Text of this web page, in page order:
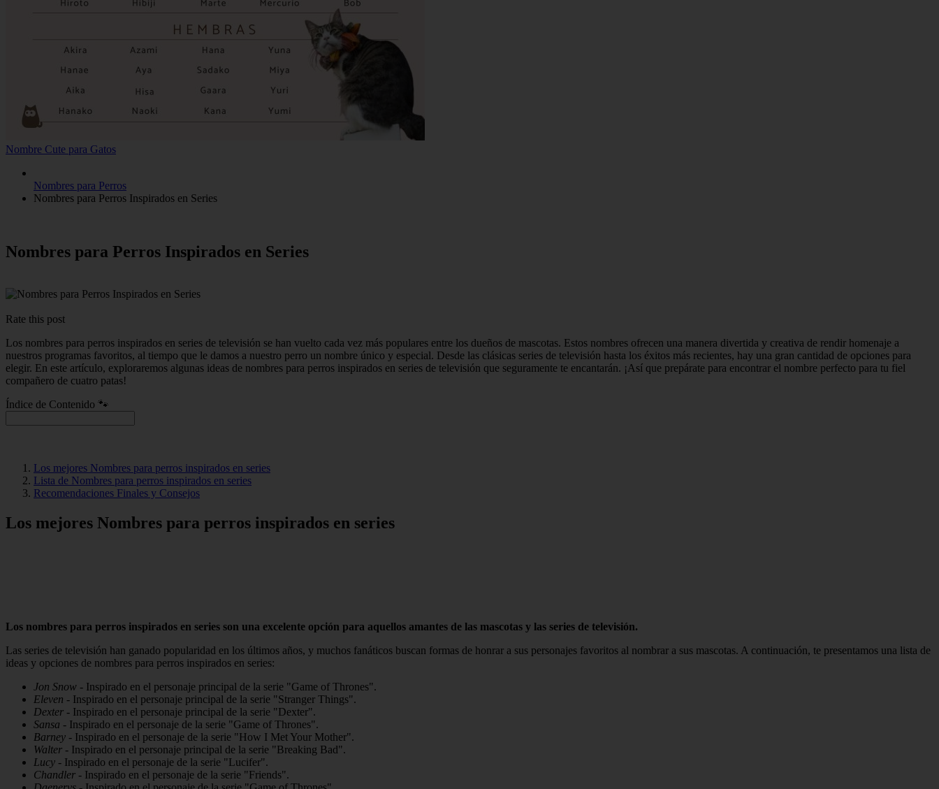
Nombre Cute para Gatos
Nombres para Perros
Nombres para Perros Inspirados en Series
Nombres para Perros Inspirados en Series
Rate this post
Los nombres para perros inspirados en series de televisión se han vuelto cada vez más populares entre los dueños de mascotas. Estos nombres ofrecen una manera divertida y creativa de rendir homenaje a
nuestros programas favoritos, al tiempo que le damos a nuestro perro un nombre único y especial. Desde las clásicas series de televisión hasta los éxitos más recientes, hay una gran cantidad de opciones para
elegir. En este artículo, exploraremos algunas ideas de nombres para perros inspirados en series de televisión que seguramente te encantarán. ¡Así que prepárate para encontrar el nombre perfecto para tu fiel
compañero de cuatro patas!
Índice de Contenido 🐾
Los mejores Nombres para perros inspirados en series
Lista de Nombres para perros inspirados en series
Recomendaciones Finales y Consejos
Los mejores Nombres para perros inspirados en series
Los nombres para perros inspirados en series son una excelente opción para aquellos amantes de las mascotas y las series de televisión.
Las series de televisión han ganado popularidad en los últimos años, y muchos fanáticos buscan formas de honrar a sus personajes favoritos al nombrar a sus mascotas. A continuación, te presentamos una lista de
ideas y opciones de nombres para perros inspirados en series:
Jon Snow - Inspirado en el personaje principal de la serie "Game of Thrones".
Eleven - Inspirado en el personaje principal de la serie "Stranger Things".
Dexter - Inspirado en el personaje principal de la serie "Dexter".
Sansa - Inspirado en el personaje de la serie "Game of Thrones".
Barney - Inspirado en el personaje de la serie "How I Met Your Mother".
Walter - Inspirado en el personaje principal de la serie "Breaking Bad".
Lucy - Inspirado en el personaje de la serie "Lucifer".
Chandler - Inspirado en el personaje de la serie "Friends".